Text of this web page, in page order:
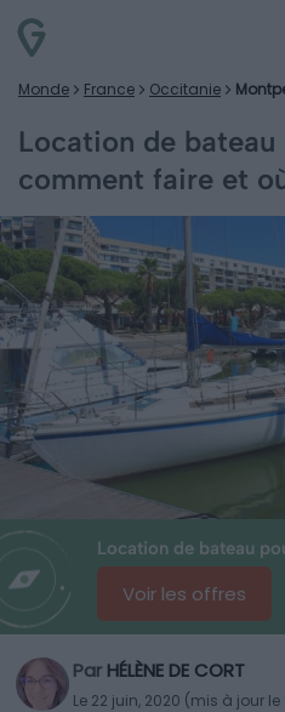
Monde France Occitanie
Location de bateau
comment faire et
Location de bateau
Voir les offres
Par HÉLÈNE DE CORT
Le 22 juin, 2020 (mis à jour